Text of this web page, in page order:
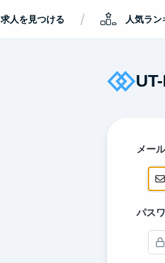
求人を見つける / 人気ラ
メー
パス